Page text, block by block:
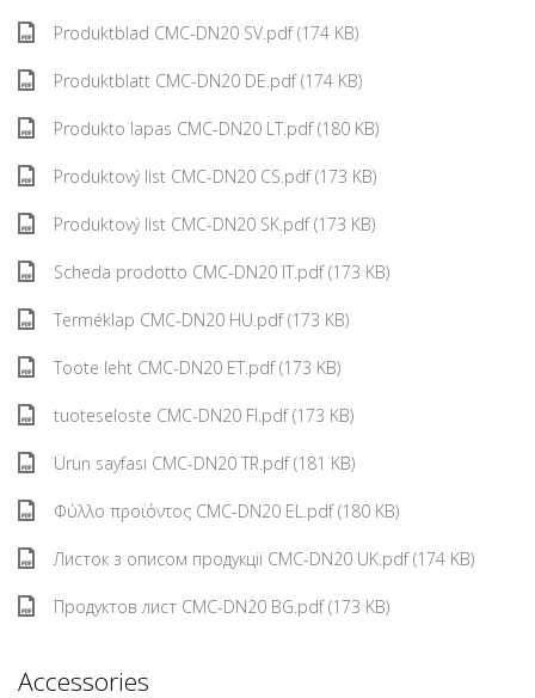
Produktblad CMC-DN20 SV.pdf (174 KB)
Produktblatt CMC-DN20 DE.pdf (174 KB)
Produkto lapas CMC-DN20 LT.pdf (180 KB)
Produktový list CMC-DN20 CS.pdf (173 KB)
Produktový list CMC-DN20 SK.pdf (173 KB)
Scheda prodotto CMC-DN20 IT.pdf (173 KB)
Terméklap CMC-DN20 HU.pdf (173 KB)
Toote leht CMC-DN20 ET.pdf (173 KB)
tuoteseloste CMC-DN20 FI.pdf (173 KB)
Ürün sayfası CMC-DN20 TR.pdf (181 KB)
Φύλλο προϊόντος CMC-DN20 EL.pdf (180 KB)
Листок з описом продукції CMC-DN20 UK.pdf (174 KB)
Продуктов лист CMC-DN20 BG.pdf (173 KB)
Accessories